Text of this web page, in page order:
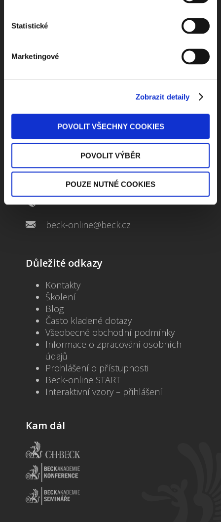
Statistické
Marketingové
Zobrazit detaily
POVOLIT VŠECHNY COOKIES
POVOLIT VÝBĚR
POUZE NUTNÉ COOKIES
zpracování osobních údajů
Kontaktuje nás
Jungmannova 34, 110 00 Praha
+420 733 661 882
beck-online@beck.cz
Důležité odkazy
Kontakty
Školení
Blog
Často kladené dotazy
Všeobecné obchodní podmínky
Informace o zpracování osobních
údajů
Prohlášení o přístupnosti
Beck-online START
Interaktivní vzory – přihlášení
Kam dál